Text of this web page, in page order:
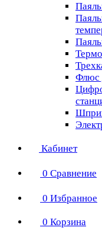
Флюс
Кабинет
0 Сравнение
0 Избранное
0 Корзина